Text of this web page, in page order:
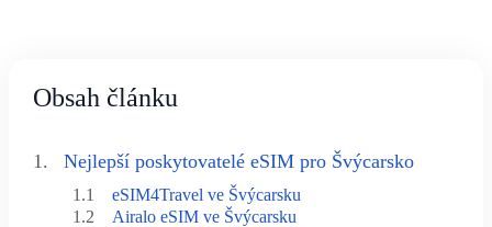
Obsah článku
1. Nejlepší poskytovatelé eSIM pro Švýcarsko
1.1
eSIM4Travel ve Švýcarsku
1.2
Airalo eSIM ve Švýcarsku